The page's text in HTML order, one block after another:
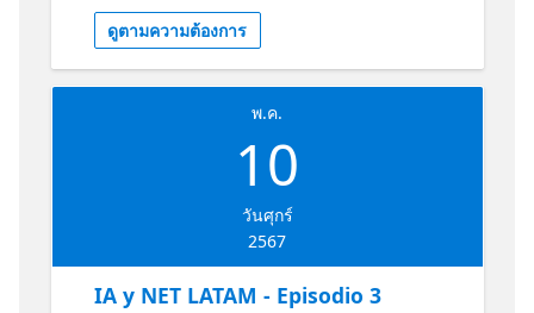
y cómo estas están moldeando el mañana.
Conéctate, aprende e inspírate junto a la
vibrante comunidad tecnológica de LATAM.
Obtenga más información sobre la IA y .NET
con estos recursos de Microsoft:
https://aka.ms/CursoIAFundamentals1
https://aka.ms/NETIntroduccion1
ดูตามความต้องการ
พ.ค.
10
วันศุกร์
2567
IA y NET LATAM - Episodio 3